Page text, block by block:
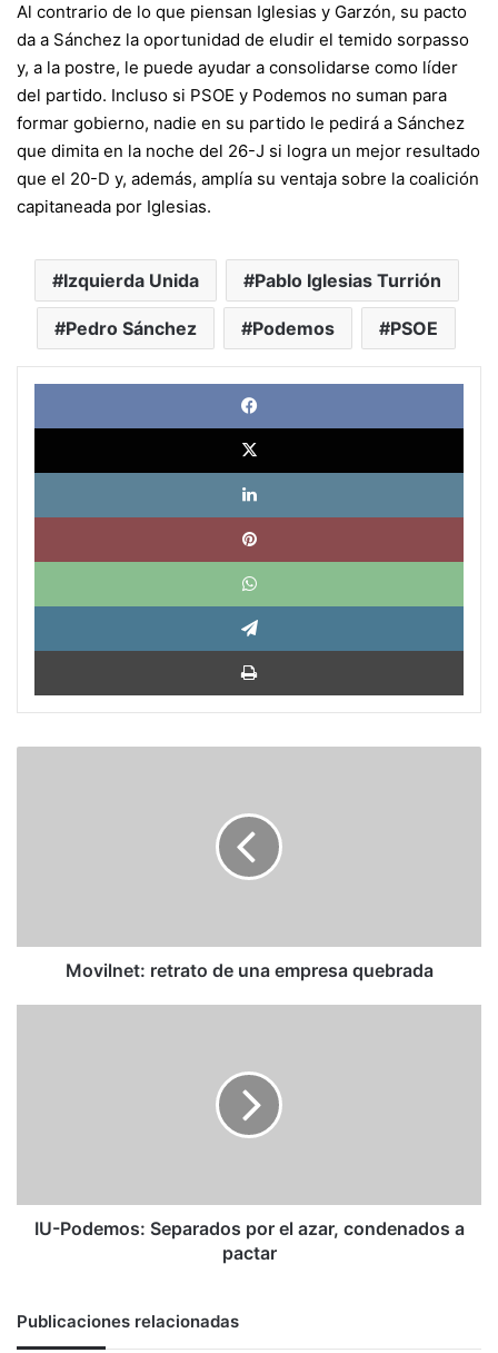
Al contrario de lo que piensan Iglesias y Garzón, su pacto
da a Sánchez la oportunidad de eludir el temido sorpasso
y, a la postre, le puede ayudar a consolidarse como líder
del partido. Incluso si PSOE y Podemos no suman para
formar gobierno, nadie en su partido le pedirá a Sánchez
que dimita en la noche del 26-J si logra un mejor resultado
que el 20-D y, además, amplía su ventaja sobre la coalición
capitaneada por Iglesias.
Izquierda Unida Pablo Iglesias Turrión
Pedro Sánchez Podemos PSOE
X
Movilnet: retrato de una empresa quebrada
pactar
IU-Podemos: Separados por el azar, condenados a
pactar
Publicaciones relacionadas